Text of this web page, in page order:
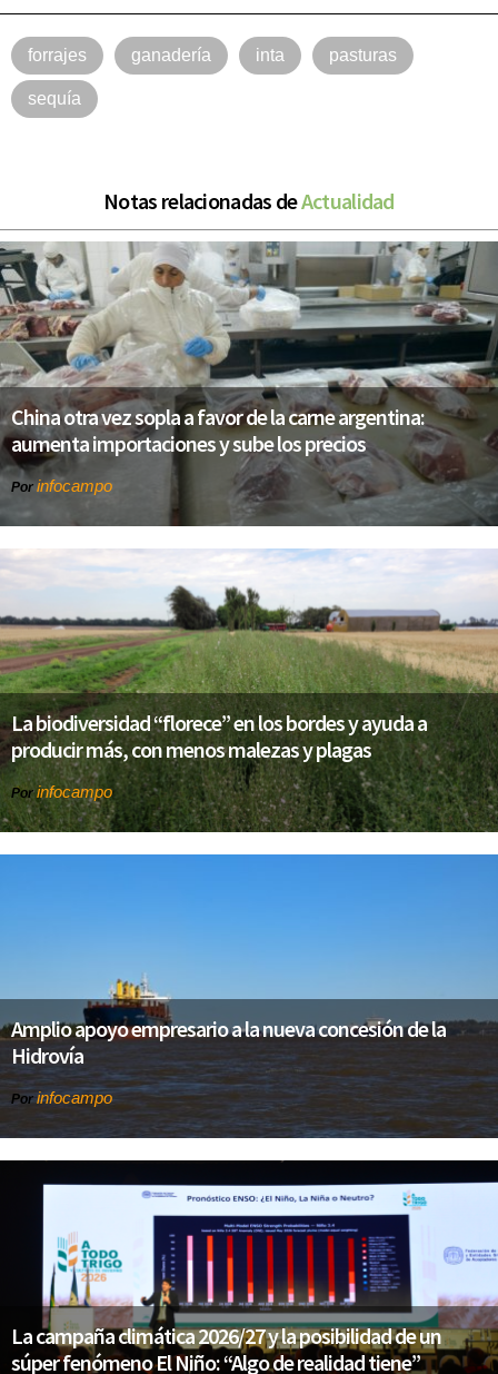
forrajes ganadería inta pasturas
sequía
Notas relacionadas deActualidad
China otra vez sopla a favor de la carne argentina:
aumenta importaciones y sube los precios
Por infocampo
La biodiversidad “florece” en los bordes y ayuda a
producir más, con menos malezas y plagas
Porinfocampo
Amplio apoyo empresario a la nueva concesión de la
Hidrovía
Porinfocampo
La campaña climática 2026/27 y la posibilidad de un
súper fenómeno El Niño: “Algo de realidad tiene”